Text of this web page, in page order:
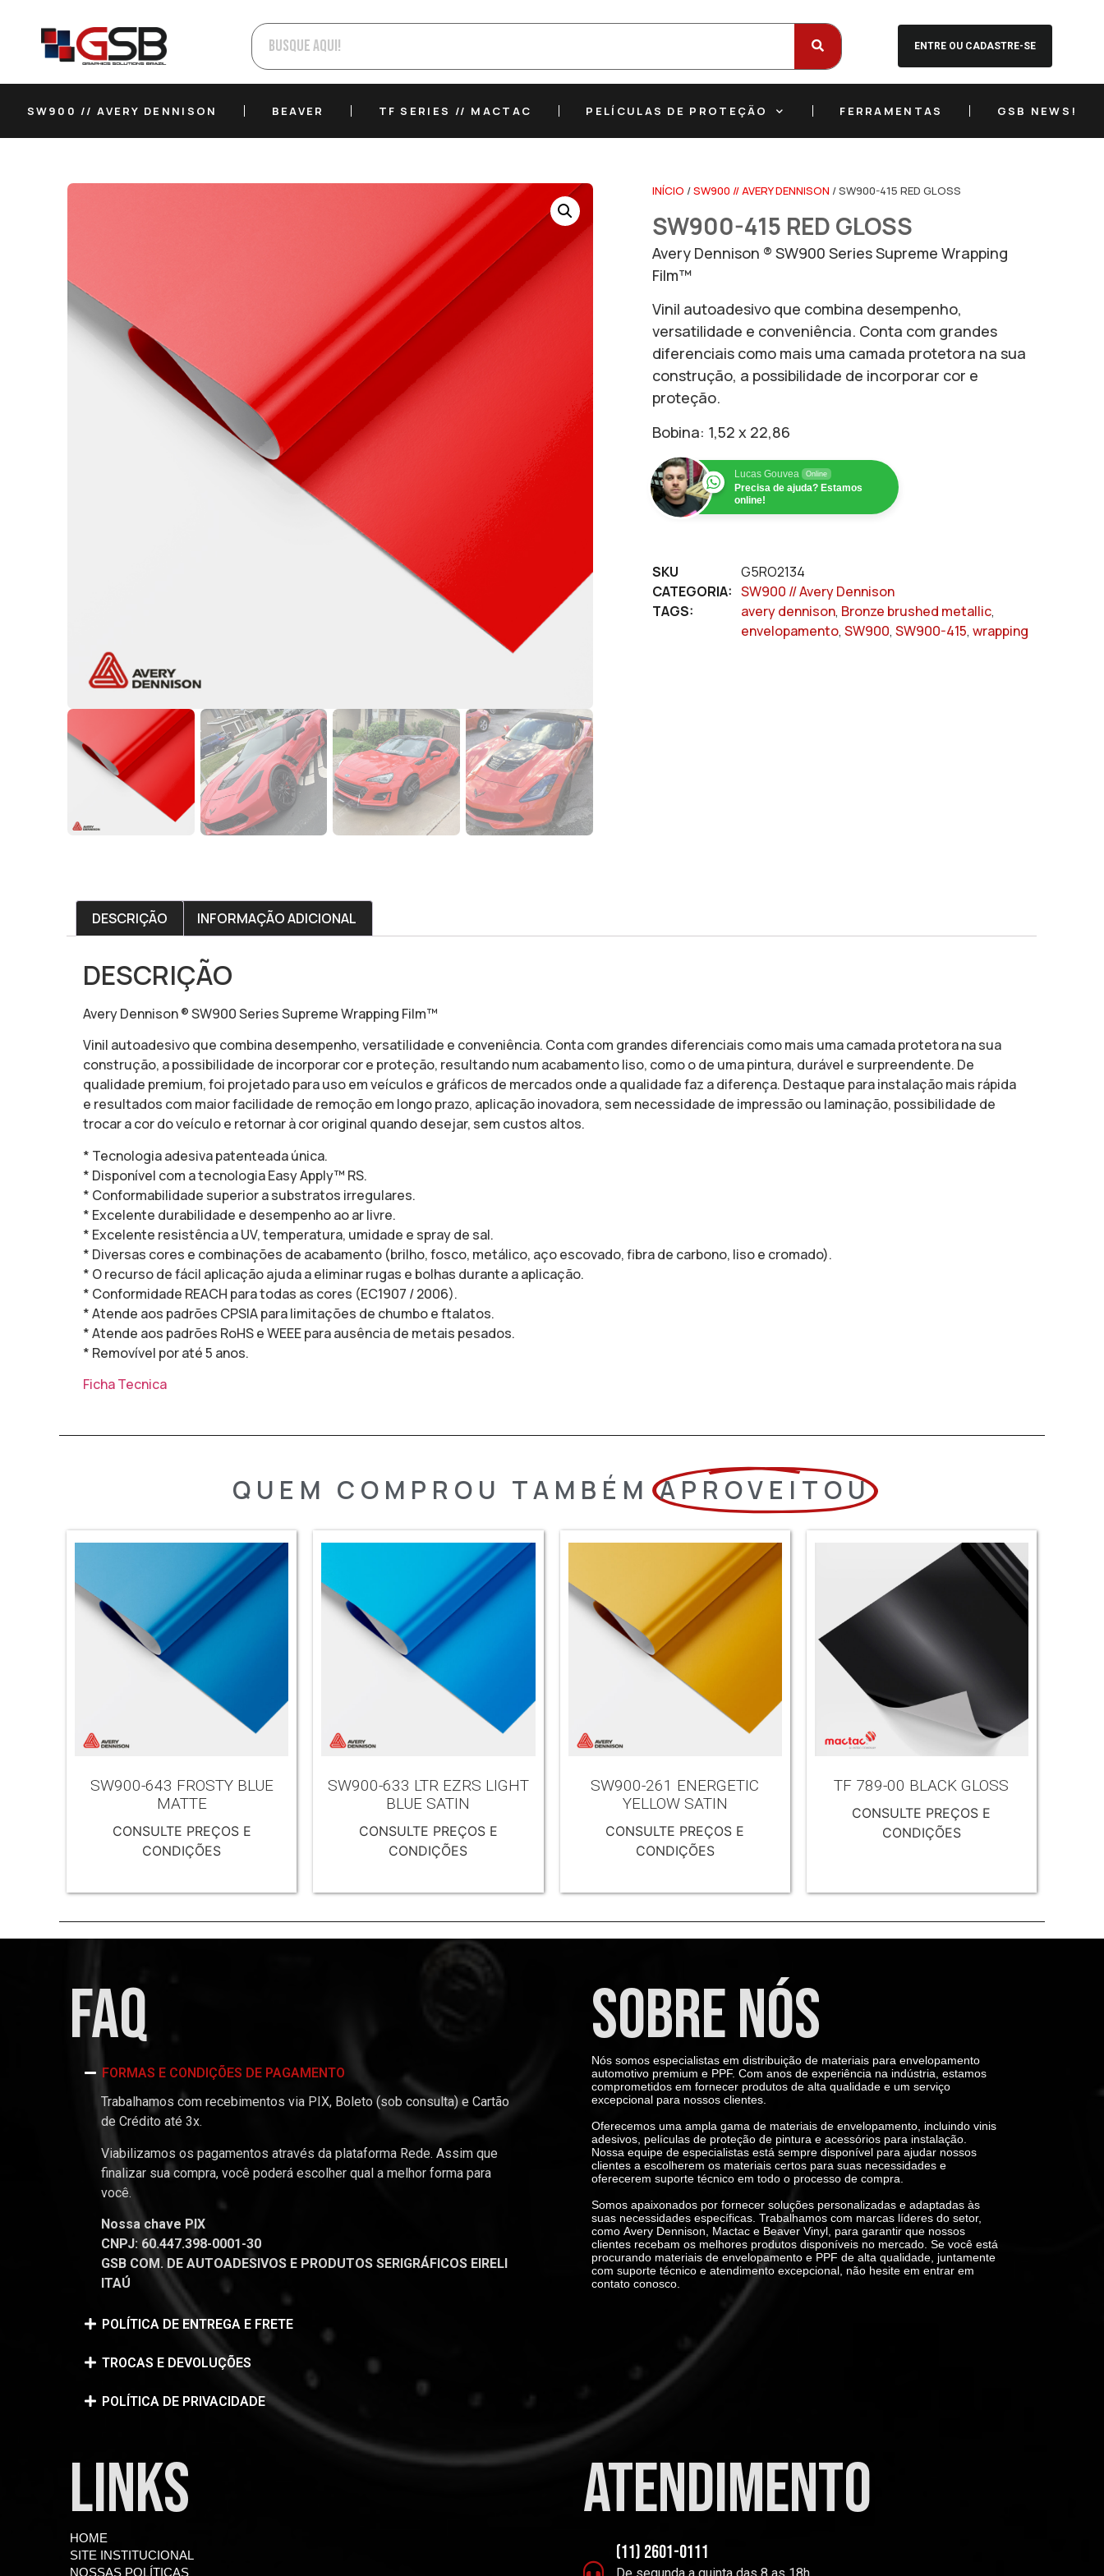
ENTRE OU CADASTRE-SE
SW900 // AVERY DENNISON BEAVER TF SERIES // MACTAC PELÍCULAS DE PROTEÇÃO FERRAMENTAS GSB NEWS!
INÍCIO /SW900 // AVERY DENNISON / SW900-415 RED GLOSS
SW900-415 RED GLOSS
Avery Dennison ® SW900 Series Supreme Wrapping
Film™
Vinil autoadesivo que combina desempenho,
versatilidade e conveniência. Conta com grandes
diferenciais como mais uma camada protetora na sua
construção, a possibilidade de incorporar cor e
proteção.
Bobina: 1,52 x 22,86
Lucas Gouvea Online
Precisa de ajuda? Estamos
online!
SKU
G5RO2134
CATEGORIA: SW900 // Avery Dennison
TAGS:
avery dennison, Bronze brushed metallic,
envelopamento, SW900, SW900-415, wrapping
DESCRIÇÃO INFORMAÇÃO ADICIONAL
DESCRIÇÃO
Avery Dennison ® SW900 Series Supreme Wrapping Film™
Vinil autoadesivo que combina desempenho, versatilidade e conveniência. Conta com grandes diferenciais como mais uma camada protetora na sua
construção, a possibilidade de incorporar cor e proteção, resultando num acabamento liso, como o de uma pintura, durável e surpreendente. De
qualidade premium, foi projetado para uso em veículos e gráficos de mercados onde a qualidade faz a diferença. Destaque para instalação mais rápida
e resultados com maior facilidade de remoção em longo prazo, aplicação inovadora, sem necessidade de impressão ou laminação, possibilidade de
trocar a cor do veículo e retornar à cor original quando desejar, sem custos altos.
* Tecnologia adesiva patenteada única.
* Disponível com a tecnologia Easy Apply™ RS.
* Conformabilidade superior a substratos irregulares.
* Excelente durabilidade e desempenho ao ar livre.
* Excelente resistência a UV, temperatura, umidade e spray de sal.
* Diversas cores e combinações de acabamento (brilho, fosco, metálico, aço escovado, fibra de carbono, liso e cromado).
* O recurso de fácil aplicação ajuda a eliminar rugas e bolhas durante a aplicação.
* Conformidade REACH para todas as cores (EC1907 / 2006).
* Atende aos padrões CPSIA para limitações de chumbo e ftalatos.
* Atende aos padrões RoHS e WEEE para ausência de metais pesados.
* Removível por até 5 anos.
Ficha Tecnica
QUEM COMPROU TAMBÉM APROVEITOU
SW900-643 FROSTY BLUE
MATTE
CONSULTE PREÇOS E
CONDIÇÕES
SW900-633 LTR EZRS LIGHT
BLUE SATIN
CONSULTE PREÇOS E
CONDIÇÕES
SW900-261 ENERGETIC
YELLOW SATIN
CONSULTE PREÇOS E
CONDIÇÕES
TF 789-00 BLACK GLOSS
CONSULTE PREÇOS E
CONDIÇÕES
FAQ
FORMAS E CONDIÇÕES DE PAGAMENTO
Trabalhamos com recebimentos via PIX, Boleto (sob consulta) e Cartão
de Crédito até 3x.
Viabilizamos os pagamentos através da plataforma Rede. Assim que
finalizar sua compra, você poderá escolher qual a melhor forma para
você.
Nossa chave PIX
CNPJ: 60.447.398-0001-30
GSB COM. DE AUTOADESIVOS E PRODUTOS SERIGRÁFICOS EIRELI
ITAÚ
POLÍTICA DE ENTREGA E FRETE
TROCAS E DEVOLUÇÕES
POLÍTICA DE PRIVACIDADE
SOBRE NÓS
Nós somos especialistas em distribuição de materiais para envelopamento
automotivo premium e PPF. Com anos de experiência na indústria, estamos
comprometidos em fornecer produtos de alta qualidade e um serviço
excepcional para nossos clientes.
Oferecemos uma ampla gama de materiais de envelopamento, incluindo vinis
adesivos, películas de proteção de pintura e acessórios para instalação.
Nossa equipe de especialistas está sempre disponível para ajudar nossos
clientes a escolherem os materiais certos para suas necessidades e
oferecerem suporte técnico em todo o processo de compra.
Somos apaixonados por fornecer soluções personalizadas e adaptadas às
suas necessidades específicas. Trabalhamos com marcas líderes do setor,
como Avery Dennison, Mactac e Beaver Vinyl, para garantir que nossos
clientes recebam os melhores produtos disponíveis no mercado. Se você está
procurando materiais de envelopamento e PPF de alta qualidade, juntamente
com suporte técnico e atendimento excepcional, não hesite em entrar em
contato conosco.
LINKS
HOME
SITE INSTITUCIONAL
NOSSAS POLÍTICAS
atendimento
(11) 2601-0111